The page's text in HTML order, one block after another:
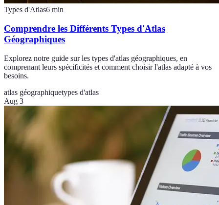
Types d'Atlas6 min
Comprendre les Différents Types d'Atlas
Géographiques
Explorez notre guide sur les types d'atlas géographiques, en
comprenant leurs spécificités et comment choisir l'atlas adapté à vos
besoins.
atlas géographiquetypes d'atlas
Aug 3